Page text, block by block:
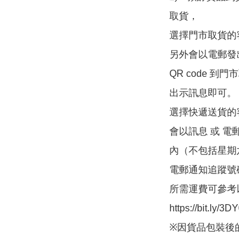
取貨，
選擇門市取貨的
另外會以電郵
QR code 到門
出示訊息即可。
選擇快遞送貨的
會以訊息 或 電
內（不包括星
電郵通知追蹤號
所需運費可參考
https://bit.ly/
※因貨品包裝後